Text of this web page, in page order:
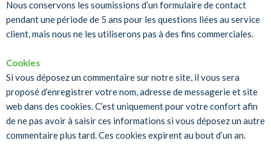
Nous conservons les soumissions d’un formulaire de contact
pendant une période de 5 ans pour les questions liées au service
client, mais nous ne les utiliserons pas à des fins commerciales.
Cookies
Si vous déposez un commentaire sur notre site, il vous sera
proposé d’enregistrer votre nom, adresse de messagerie et site
web dans des cookies. C’est uniquement pour votre confort afin
de ne pas avoir à saisir ces informations si vous déposez un autre
commentaire plus tard. Ces cookies expirent au bout d’un an.